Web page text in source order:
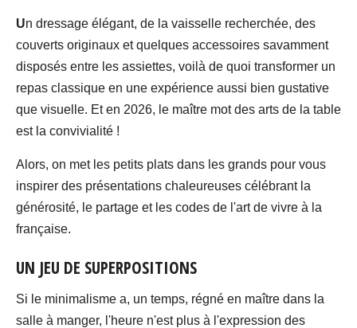
Un dressage élégant, de la vaisselle recherchée, des
couverts originaux et quelques accessoires savamment
disposés entre les assiettes, voilà de quoi transformer un
repas classique en une expérience aussi bien gustative
que visuelle. Et en 2026, le maître mot des arts de la table
est la convivialité !
Alors, on met les petits plats dans les grands pour vous
inspirer des présentations chaleureuses célébrant la
générosité, le partage et les codes de l'art de vivre à la
française.
UN JEU DE SUPERPOSITIONS
Si le minimalisme a, un temps, régné en maître dans la
salle à manger, l'heure n'est plus à l'expression des